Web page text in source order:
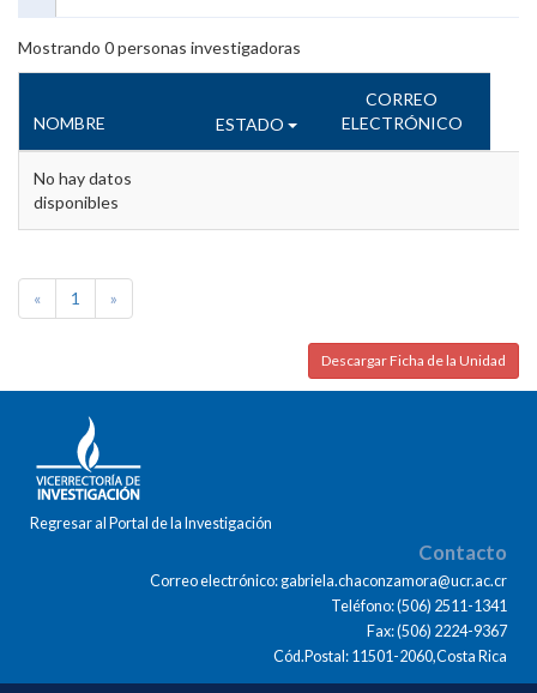
Mostrando 0personas investigadoras
NOMBRE ESTADO
CORREO
ELECTRÓNICO
No hay datos
disponibles
« 1 »
Descargar Ficha de la Unidad
Regresar al Portal de la Investigación
Contacto
Correo electrónico: gabriela.chaconzamora@ucr.ac.cr
Teléfono: (506) 2511-1341
Fax: (506) 2224-9367
Cód.Postal: 11501-2060,Costa Rica